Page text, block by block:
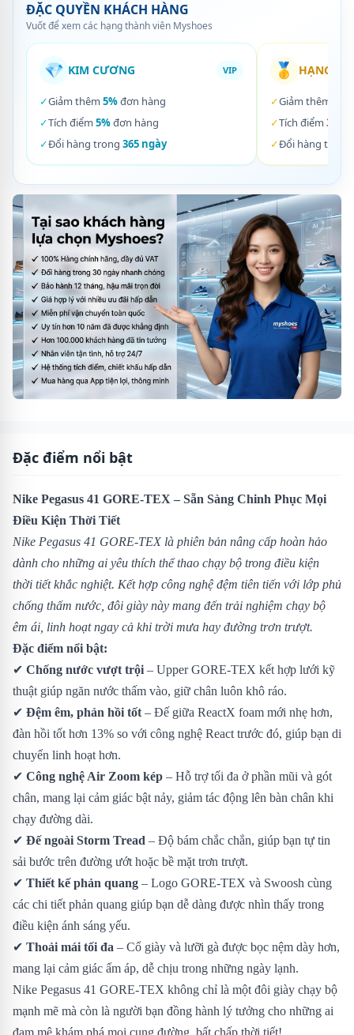
ĐẶC QUYỀN KHÁCH HÀNG
Vuốt để xem các hạng thành viên Myshoes
💎 KIM CƯƠNG VIP
✓Giảm thêm 5%đơn hàng
✓Tích điểm 5%đơn hàng
✓Đổi hàng trong 365 ngày
🥇 HẠNG
✓Giảm thêm
✓Tích điểm 3%
✓Đổi hàng trong
Đặc điểm nổi bật
Nike Pegasus 41 GORE-TEX – Sẵn Sàng Chinh Phục Mọi
Điều Kiện Thời Tiết
Nike Pegasus 41 GORE-TEX là phiên bản nâng cấp hoàn hảo
dành cho những ai yêu thích thể thao chạy bộ trong điều kiện
thời tiết khắc nghiệt. Kết hợp công nghệ đệm tiên tiến với lớp phủ
chống thấm nước, đôi giày này mang đến trải nghiệm chạy bộ
êm ái, linh hoạt ngay cả khi trời mưa hay đường trơn trượt.
Đặc điểm nổi bật:
✔ Chống nước vượt trội – Upper GORE-TEX kết hợp lưới kỹ
thuật giúp ngăn nước thấm vào, giữ chân luôn khô ráo.
✔ Đệm êm, phản hồi tốt – Đế giữa ReactX foam mới nhẹ hơn,
đàn hồi tốt hơn 13% so với công nghệ React trước đó, giúp bạn di
chuyển linh hoạt hơn.
✔ Công nghệ Air Zoom kép – Hỗ trợ tối đa ở phần mũi và gót
chân, mang lại cảm giác bật nảy, giảm tác động lên bàn chân khi
chạy đường dài.
✔ Đế ngoài Storm Tread – Độ bám chắc chắn, giúp bạn tự tin
sải bước trên đường ướt hoặc bề mặt trơn trượt.
✔ Thiết kế phản quang – Logo GORE-TEX và Swoosh cùng
các chi tiết phản quang giúp bạn dễ dàng được nhìn thấy trong
điều kiện ánh sáng yếu.
✔ Thoải mái tối đa – Cổ giày và lưỡi gà được bọc nệm dày hơn,
mang lại cảm giác ấm áp, dễ chịu trong những ngày lạnh.
Nike Pegasus 41 GORE-TEX không chỉ là một đôi giày chạy bộ
mạnh mẽ mà còn là người bạn đồng hành lý tưởng cho những ai
đam mê khám phá mọi cung đường, bất chấp thời tiết!